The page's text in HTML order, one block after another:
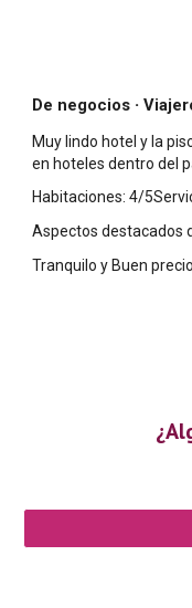
De negocios ·
Muy lindo hotel y la
en hoteles dentro del
Habitaciones: 4/
Aspectos destacados
Tranquilo y Buen precio